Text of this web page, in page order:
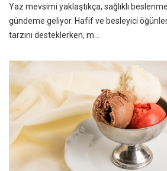
Yaz mevsimi yaklaştıkça, sağlıklı
gündeme geliyor. Hafif ve besleyici
tarzını desteklerken, m...